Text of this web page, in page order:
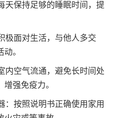
天保持足够的睡眠时间，提
极面对生活，与他人多交
。
内空气流通，避免长时间处
强免疫力。
：按照说明书正确使用家用